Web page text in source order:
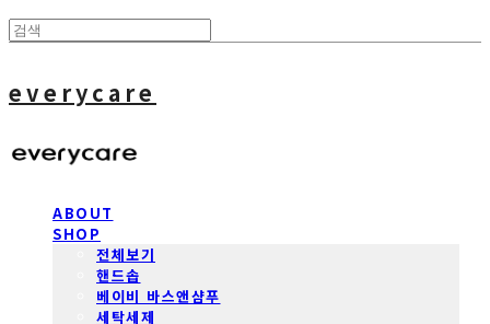
everycare
ABOUT
SHOP
전체보기
핸드솝
베이비 바스앤샴푸
세탁세제